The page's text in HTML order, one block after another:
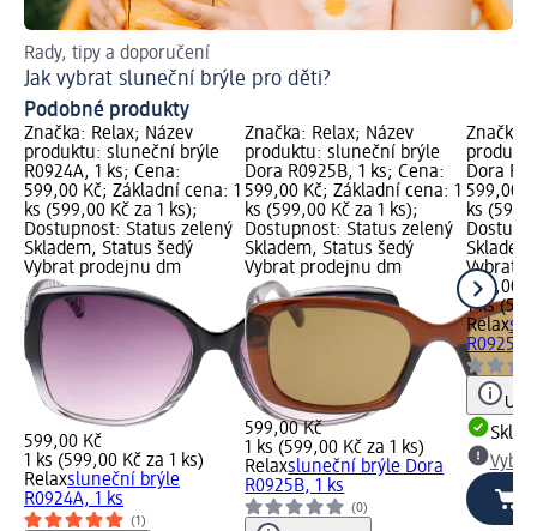
Rady, tipy a doporučení
Jak vybrat sluneční brýle pro děti?
Podobné produkty
Značka: Relax; Název
produktu: sluneční brýle
R0924A, 1 ks; Cena:
599,00 Kč; Základní cena: 1
ks (599,00 Kč za 1 ks);
Dostupnost: Status zelený
Skladem, Status šedý
Vybrat prodejnu dm
599,00 Kč
1 ks (599,00 Kč za 1 ks)
Relaxsluneční brýle
R0924A, 1 ks
(1)
Značka: Relax; Název
produktu: sluneční brýle
Dora R0925B, 1 ks; Cena:
599,00 Kč; Základní cena: 1
ks (599,00 Kč za 1 ks);
Dostupnost: Status zelený
Skladem, Status šedý
Vybrat prodejnu dm
599,00 Kč
1 ks (599,00 Kč za 1 ks)
Relaxsluneční brýle Dora
R0925B, 1 ks
(0)
Značka:
Dora
599,00
ks
Vybrat
599,00
1 ks
Relax
R0925A,